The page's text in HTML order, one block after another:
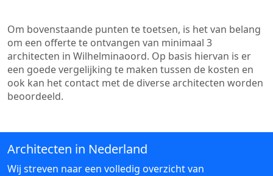
Om bovenstaande punten te toetsen, is het van belang
om een offerte te ontvangen van minimaal 3
architecten in Wilhelminaoord. Op basis hiervan is er
een goede vergelijking te maken tussen de kosten en
ook kan het contact met de diverse architecten worden
beoordeeld.
Architecten in Nederland
Wij streven naar een volledig overzicht van